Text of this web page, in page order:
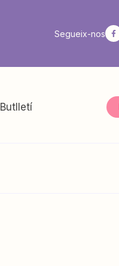
Segueix-nos
Butlletí